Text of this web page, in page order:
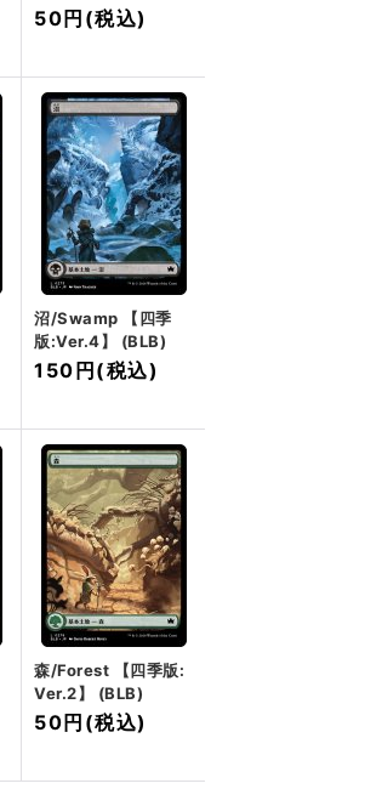
50円 (税込)
沼/Swamp 【四季
版:Ver.4】 (BLB)
150円 (税込)
森/Forest 【四季版:
Ver.2】 (BLB)
50円 (税込)